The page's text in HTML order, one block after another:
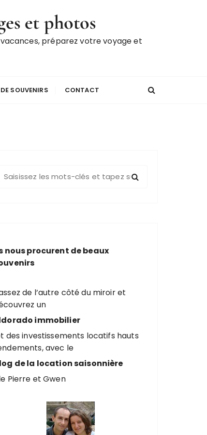
et photos
préparez votre voyage et
SOUVENIRS CONTACT
nous procurent de beaux
de l’autre côté du miroir et
un
immobilier
des investissements locatifs hauts
avec le
de la location saisonnière
Pierre et Gwen